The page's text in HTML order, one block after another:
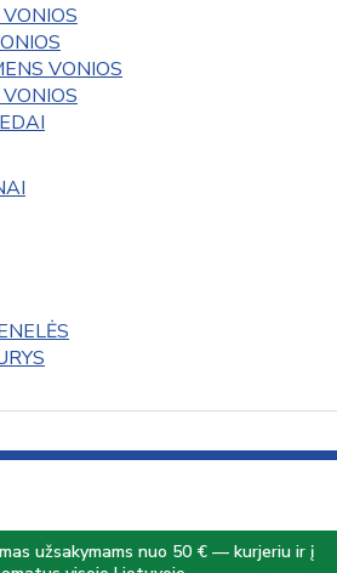
VONIOS
užsakymams nuo 50 € — kurjeriu ir į